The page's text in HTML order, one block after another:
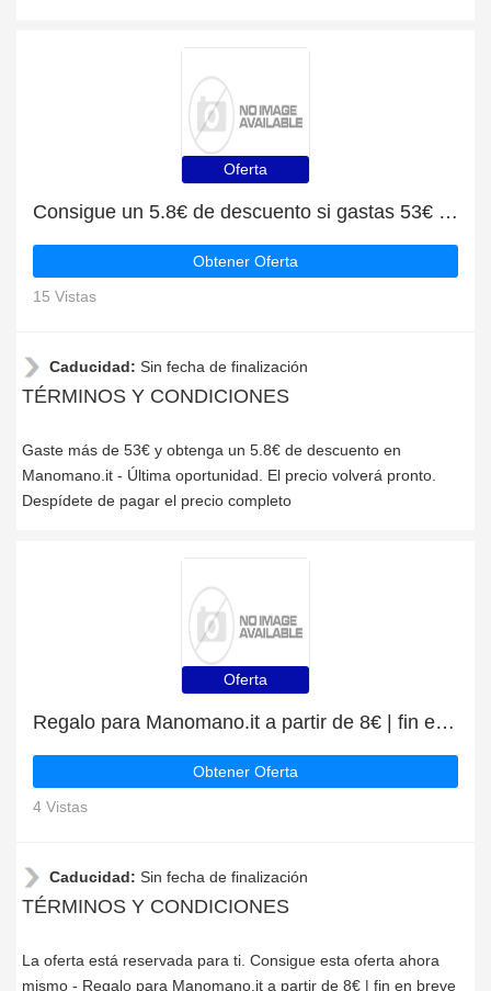
Oferta
Consigue un 5.8€ de descuento si gastas 53€ en Manomano.it
Obtener Oferta
15 Vistas
Caducidad: Sin fecha de finalización
TÉRMINOS Y CONDICIONES
Gaste más de 53€ y obtenga un 5.8€ de descuento en
Manomano.it - Última oportunidad. El precio volverá pronto.
Despídete de pagar el precio completo
Oferta
Regalo para Manomano.it a partir de 8€ | fin en breve
Obtener Oferta
4 Vistas
Caducidad: Sin fecha de finalización
TÉRMINOS Y CONDICIONES
La oferta está reservada para ti. Consigue esta oferta ahora
mismo - Regalo para Manomano.it a partir de 8€ | fin en breve